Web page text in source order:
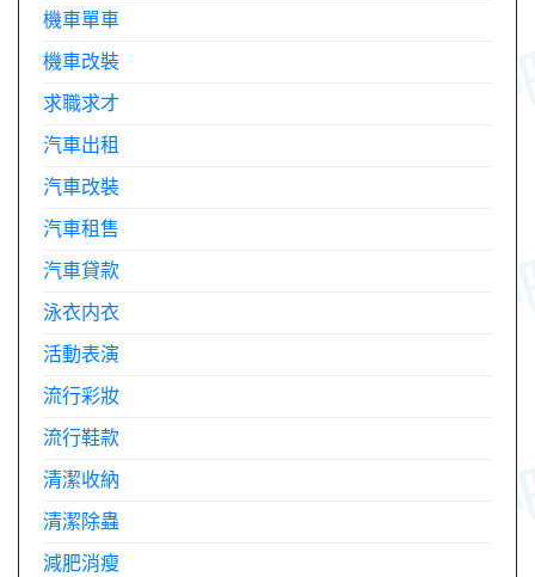
機車單車
機車改裝
求職求才
汽車出租
汽車改裝
汽車租售
汽車貸款
泳衣内衣
活動表演
流行彩妝
流行鞋款
清潔收納
清潔除蟲
減肥消瘦